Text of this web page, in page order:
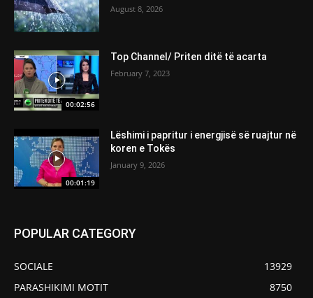
August 8, 2026
00:02:56
Top Channel/ Priten ditë të acarta
February 7, 2023
00:01:19
Lëshimi i papritur i energjisë së ruajtur në
koren e Tokës
January 9, 2026
POPULAR CATEGORY
SOCIALE
13929
PARASHIKIMI MOTIT
8750